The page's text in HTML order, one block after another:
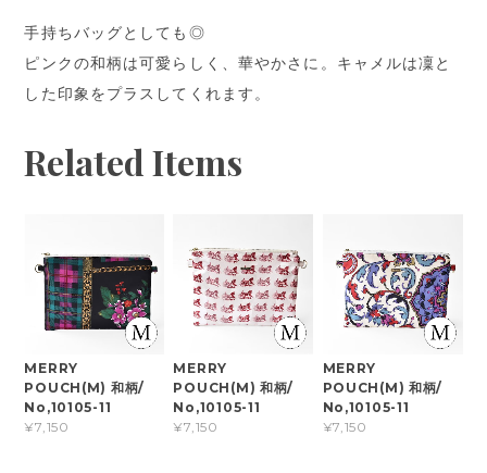
手持ちバッグとしても◎
ピンクの和柄は可愛らしく、華やかさに。キャメルは凜と
した印象をプラスしてくれます。
Related Items
MERRY
POUCH(M) 和柄/
No,10105-11
¥7,150
MERRY
POUCH(M) 和柄/
No,10105-11
¥7,150
MERRY
POUCH(M) 和柄/
No,10105-11
¥7,150